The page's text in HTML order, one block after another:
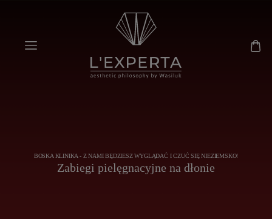
BOSKA KLINIKA - Z NAMI BĘDZIESZ WYGLĄDAĆ I CZUĆ SIĘ NIEZIEMSKO!
Zabiegi pielęgnacyjne na dłonie